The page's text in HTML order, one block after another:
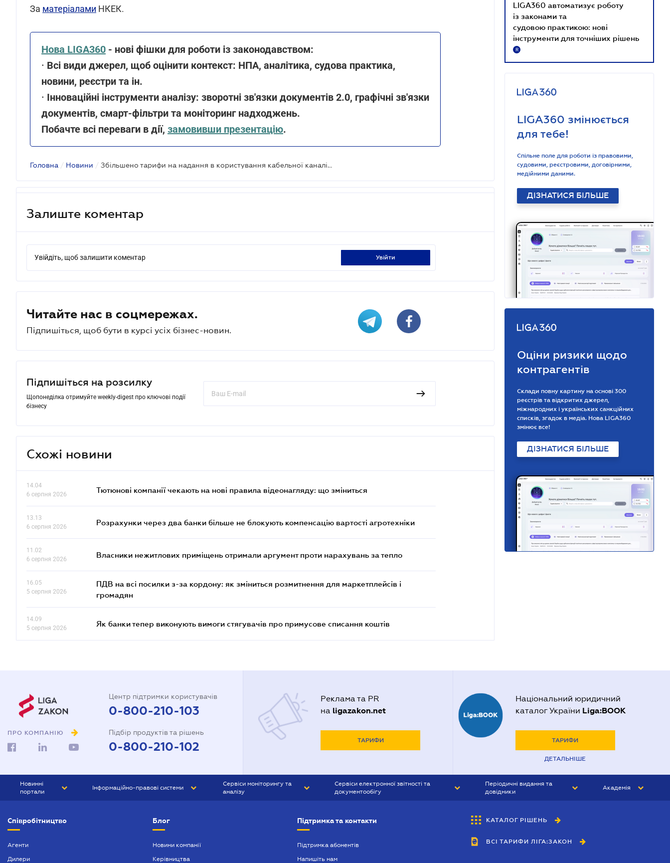
За матеріалами НКЕК.
Нова LIGA360 - нові фішки для роботи із законодавством:
· Всі види джерел, щоб оцінити контекст: НПА, аналітика, судова практика,
новини, реєстри та ін.
· Інноваційні інструменти аналізу: зворотні зв'язки документів 2.0, графічні зв'язки
документів, смарт-фільтри та моніторинг надходжень.
Побачте всі переваги в дії, замовивши презентацію.
Головна / Новини / Збільшено тарифи на надання в користування кабельної каналізації
Залиште коментар
Увійдіть, щоб залишити коментар увійти
Читайте нас в соцмережах.
Підпишіться, щоб бути в курсі усіх бізнес-новин.
Підпишіться на розсилку
Щопонеділка отримуйте weekly-digest про ключові події
бізнесу
Схожі новини
14.04
6 серпня 2026
Тютюнові компанії чекають на нові правила відеонагляду: що зміниться
13.13
6 серпня 2026
Розрахунки через два банки більше не блокують компенсацію вартості агротехніки
11.02
6 серпня 2026
Власники нежитлових приміщень отримали аргумент проти нарахувань за тепло
16.05
5 серпня 2026
ПДВ на всі посилки з-за кордону: як зміниться розмитнення для маркетплейсів і
громадян
14.09
5 серпня 2026
Як банки тепер виконують вимоги стягувачів про примусове списання коштів
LIGA360 автоматизує роботу
із законами та
судовою практикою: нові
інструменти для точніших рішень
R
LIGA360 змінюється
для тебе!
Спільне поле для роботи із правовими,
судовими, реєстровими, договірними,
медійними даними.
ДІЗНАТИСЯ БІЛЬШЕ
Оціни ризики щодо
контрагентів
Склади повну картину на основі 300
реєстрів та відкритих джерел,
міжнародних і українських санкційних
списків, згадок в медіа. Нова LIGA360
змінює все!
ДІЗНАТИСЯ БІЛЬШЕ
ПРО КОМПАНІЮ
Центр підтримки користувачів
0-800-210-103
Підбір продуктів та рішень
0-800-210-102
Реклама та PR
на ligazakon.net
ТАРИФИ
Національний юридичний
каталог України Liga:BOOK
ТАРИФИ
ДЕТАЛЬНІШЕ
Новинні
портали
БІЗНЕС
Інформаційно-правові системи
БУХГАЛТЕР ПРОФ
Сервіси моніторингу та
аналізу
Сервіси електронної звітності та
документообігу
Періодичні видання та
довідники
БУХГАЛТЕР&ЗАКОН
ВІСНИК МСФЗ
Академія
Співробітництво
Агенти
Дилери
Блог
Новини компанії
Керівництва
Підтримка та контакти
Підтримка абонентів
Напишіть нам
КАТАЛОГ РІШЕНЬ
ВСІ ТАРИФИ ЛІГА:ЗАКОН